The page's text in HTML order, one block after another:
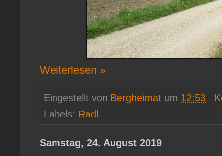
Weiterlesen »
Eingestellt von Bergheimat um 12:53
Labels: Radl
Samstag, 24. August 2019